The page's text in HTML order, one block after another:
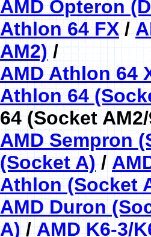
AMD Opteron
Athlon 64 FX/
AM2)/
AMD Athlon 64
Athlon 64
64 (Socket
AMD Sempron
(Socket A)/
Athlon (Socket
AMD Duron
A)/AMD K6-3/